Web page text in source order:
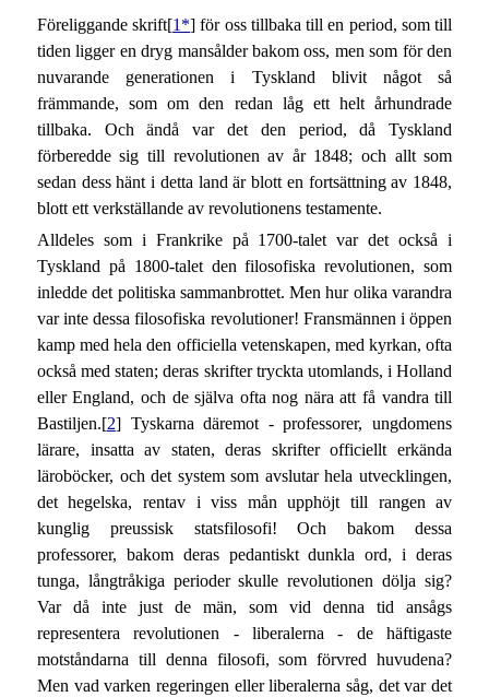
Föreliggande skrift[1*] för oss tillbaka till en period, som till
tiden ligger en dryg mansålder bakom oss, men som för den
nuvarande generationen i Tyskland blivit något så
främmande, som om den redan låg ett helt århundrade
tillbaka. Och ändå var det den period, då Tyskland
förberedde sig till revolutionen av år 1848; och allt som
sedan dess hänt i detta land är blott en fortsättning av 1848,
blott ett verkställande av revolutionens testamente.
Alldeles som i Frankrike på 1700-talet var det också i
Tyskland på 1800-talet den filosofiska revolutionen, som
inledde det politiska sammanbrottet. Men hur olika varandra
var inte dessa filosofiska revolutioner! Fransmännen i öppen
kamp med hela den officiella vetenskapen, med kyrkan, ofta
också med staten; deras skrifter tryckta utomlands, i Holland
eller England, och de själva ofta nog nära att få vandra till
Bastiljen.[2] Tyskarna däremot - professorer, ungdomens
lärare, insatta av staten, deras skrifter officiellt erkända
läroböcker, och det system som avslutar hela utvecklingen,
det hegelska, rentav i viss mån upphöjt till rangen av
kunglig preussisk statsfilosofi! Och bakom dessa
professorer, bakom deras pedantiskt dunkla ord, i deras
tunga, långtråkiga perioder skulle revolutionen dölja sig?
Var då inte just de män, som vid denna tid ansågs
representera revolutionen - liberalerna - de häftigaste
motståndarna till denna filosofi, som förvred huvudena?
Men vad varken regeringen eller liberalerna såg, det var det